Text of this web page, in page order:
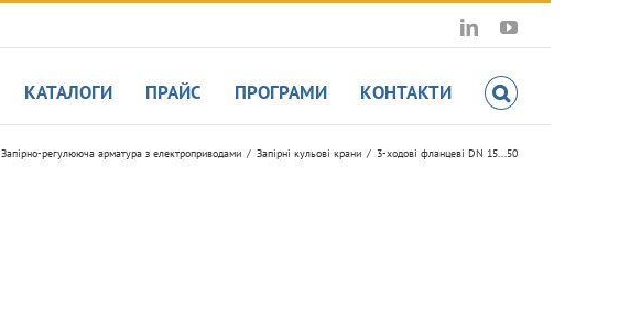
LinkedInYouTube
КАТАЛОГИ ПРАЙС ПРОГРАМИ КОНТАКТИ
Запірно-регулююча арматура з електроприводами Запірні кульові крани 3-ходові фланцеві DN 15...50